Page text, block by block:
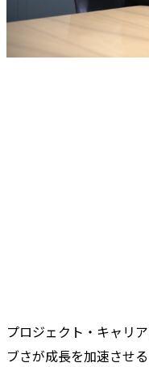
プロジェクト・キャリ
ブさが成長を加速させる